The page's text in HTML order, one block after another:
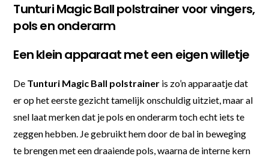
Tunturi Magic Ball polstrainer voor vingers,
pols en onderarm
Een klein apparaat met een eigen willetje
De Tunturi Magic Ball polstrainer is zo’n apparaatje dat
er op het eerste gezicht tamelijk onschuldig uitziet, maar al
snel laat merken dat je pols en onderarm toch echt iets te
zeggen hebben. Je gebruikt hem door de bal in beweging
te brengen met een draaiende pols, waarna de interne kern